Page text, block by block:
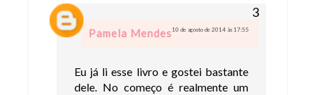
Pamela Mendes10 de agosto de 2014 às 17:55
Eu já li esse livro e gostei bastante
dele. No começo é realmente um